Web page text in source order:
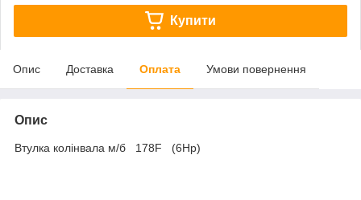
Купити
Опис Доставка Оплата Умови повернення
Опис
Втулка колінвала м/б 178F (6Hp)